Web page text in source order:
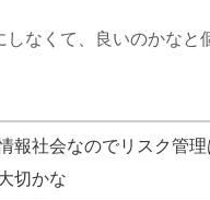
しなくて、良いのかなと
報社会なのでリスク管
切かな